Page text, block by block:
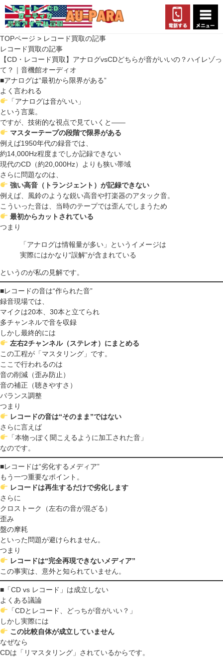
TOPページ > レコード買取の記事
レコード買取の記事
【CD・レコード買取】アナログvsCDどちらが音がいいの？ハイレゾっ
て？｜音機館オーディオ
■アナログは“最初から限界がある”
よく言われる
「アナログは音がいい」
という言葉。
ですが、技術的な視点で見ていくと――
マスターテープの段階で限界がある
例えば1950年代の録音では、
約14,000Hz程度までしか記録できない
現代のCD（約20,000Hz）よりも狭い帯域
さらに問題なのは、
強い高音（トランジェント）が記録できない
例えば、風鈴のような鋭い高音や打楽器のアタック音。
こういった音は、当時のテープでは歪んでしまうため
最初からカットされている
つまり
「アナログは情報量が多い」というイメージは
実際にはかなり“誤解”が含まれている
というのが私の見解です。
■レコードの音は“作られた音”
録音現場では、
マイクは20本、30本と立てられ
多チャンネルで音を収録
しかし最終的には
左右2チャンネル（ステレオ）にまとめる
この工程が「マスタリング」です。
ここで行われるのは
音の削減（歪み防止）
音の補正（聴きやすさ）
バランス調整
つまり
レコードの音は“そのまま”ではない
さらに言えば
「本物っぽく聞こえるように加工された音」
なのです。
■レコードは“劣化するメディア”
もう一つ重要なポイント。
レコードは再生するだけで劣化します
さらに
クロストーク（左右の音が混ざる）
歪み
盤の摩耗
といった問題が避けられません。
つまり
レコードは“完全再現できないメディア”
この事実は、意外と知られていません。
■「CD vs レコード」は成立しない
よくある議論
「CDとレコード、どっちが音がいい？」
しかし実際には
この比較自体が成立していません
なぜなら
CDは「リマスタリング」されているからです。